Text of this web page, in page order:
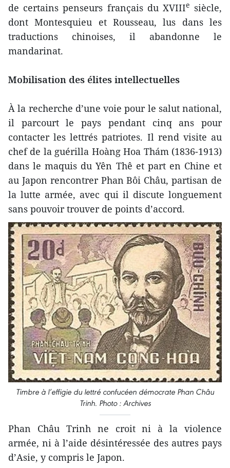
de certains penseurs français du XVIIIe siècle,
dont Montesquieu et Rousseau, lus dans les
traductions chinoises, il abandonne le
mandarinat.
Mobilisation des élites intellectuelles
À la recherche d’une voie pour le salut national,
il parcourt le pays pendant cinq ans pour
contacter les lettrés patriotes. Il rend visite au
chef de la guérilla Hoàng Hoa Thám (1836-1913)
dans le maquis du Yên Thê et part en Chine et
au Japon rencontrer Phan Bôi Châu, partisan de
la lutte armée, avec qui il discute longuement
sans pouvoir trouver de points d’accord.
Timbre à l’effigie du lettré confucéen démocrate Phan Châu
Trinh. Photo : Archives
Phan Châu Trinh ne croit ni à la violence
armée, ni à l’aide désintéressée des autres pays
d’Asie, y compris le Japon.